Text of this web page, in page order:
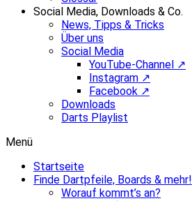
Social Media, Downloads & Co.
News, Tipps & Tricks
Über uns
Social Media
YouTube-Channel ↗
Instagram ↗
Facebook ↗
Downloads
Darts Playlist
Menü
Startseite
Finde Dartpfeile, Boards & mehr!
Worauf kommt’s an?